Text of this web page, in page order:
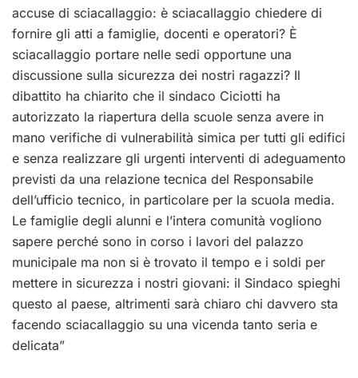
accuse di sciacallaggio: è sciacallaggio chiedere di
fornire gli atti a famiglie, docenti e operatori? È
sciacallaggio portare nelle sedi opportune una
discussione sulla sicurezza dei nostri ragazzi? Il
dibattito ha chiarito che il sindaco Ciciotti ha
autorizzato la riapertura della scuole senza avere in
mano verifiche di vulnerabilità simica per tutti gli edifici
e senza realizzare gli urgenti interventi di adeguamento
previsti da una relazione tecnica del Responsabile
dell’ufficio tecnico, in particolare per la scuola media.
Le famiglie degli alunni e l’intera comunità vogliono
sapere perché sono in corso i lavori del palazzo
municipale ma non si è trovato il tempo e i soldi per
mettere in sicurezza i nostri giovani: il Sindaco spieghi
questo al paese, altrimenti sarà chiaro chi davvero sta
facendo sciacallaggio su una vicenda tanto seria e
delicata”